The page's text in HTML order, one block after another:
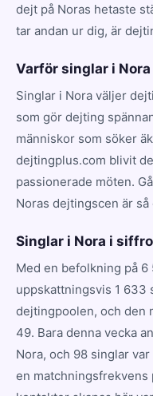
dejt på Noras hetaste
tar andan ur dig, är
Varför singlar i
Singlar i Nora väljer
som gör dejting
människor som söker
dejtingplus.com blivit
passionerade möten.
Noras dejtingscen är
Singlar i Nora i
Med en befolkning på
uppskattningsvis 1 633
dejtingpoolen, och den
49. Bara denna vecka
Nora, och 98 singlar
en matchningsfrekvens